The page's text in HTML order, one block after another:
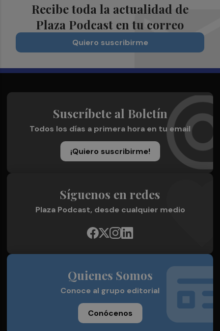
Recibe toda la actualidad de
Plaza Podcast en tu correo
Quiero suscribirme
Suscríbete al Boletín
Todos los días a primera hora en tu email
¡Quiero suscribirme!
Síguenos en redes
Plaza Podcast, desde cualquier medio
Quienes Somos
Conoce al grupo editorial
Conócenos